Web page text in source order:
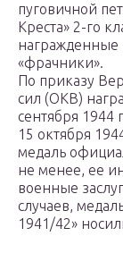
пуговичной
Креста» 2-го
награжденные
«фрачники».
По приказу
сил (ОКВ)
сентября 1944
15 октября
медаль
не менее, ее
военные
случаев,
1941/42»